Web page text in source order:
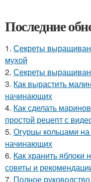
Последние
1. Секреты
мухой
2. Секреты
3. Как вырастить
начинающих
4. Как сделать
простой рецепт с
5. Огурцы кольцами
начинающих
6. Как хранить яблоки
советы и
7. Полное